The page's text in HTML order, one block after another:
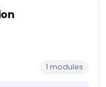
1 modules